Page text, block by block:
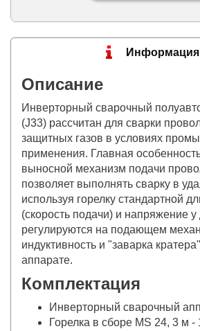
Информация
Описание
Инверторный сварочный
(J33) рассчитан для сварки
защитных газов в условиях
применения. Главная
выносной механизм подачи
позволяет выполнять сварку в
используя горелку стандартной
(скорость подачи) и напряжение
регулируются на подающем
индуктивность и "заварка
аппарате.
Комплектация
Инверторный сварочный
Горелка в сборе MS 24, 3 м -